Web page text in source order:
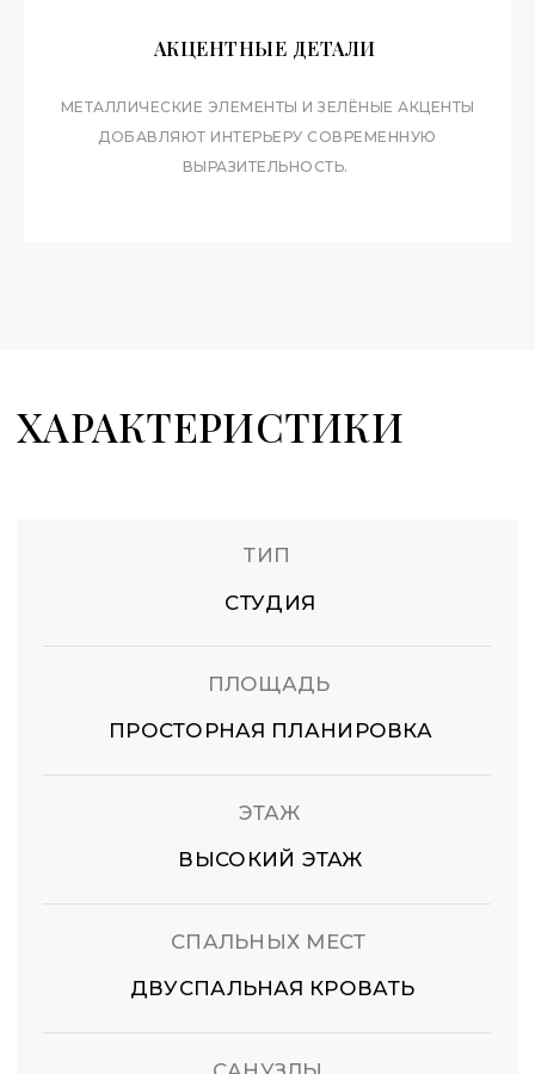
АКЦЕНТНЫЕ ДЕТАЛИ
МЕТАЛЛИЧЕСКИЕ ЭЛЕМЕНТЫ И ЗЕЛЁНЫЕ АКЦЕНТЫ
ДОБАВЛЯЮТ ИНТЕРЬЕРУ СОВРЕМЕННУЮ
ВЫРАЗИТЕЛЬНОСТЬ.